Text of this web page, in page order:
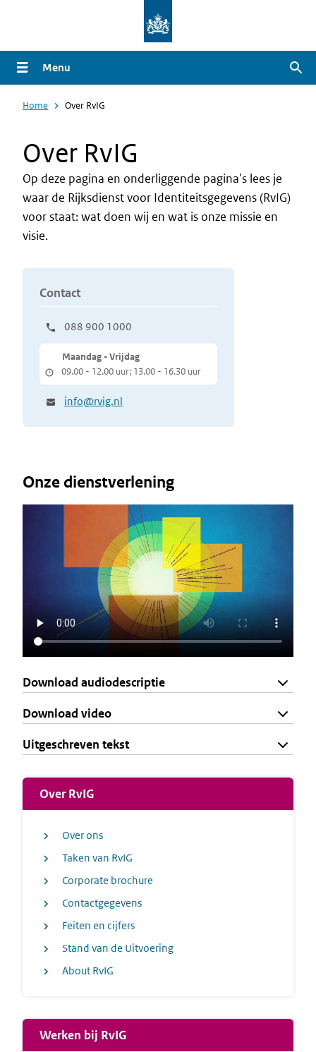
naar
de
gaan
Menu
Home Over RvIG
Over RvIG
Intro
Op deze pagina en onderliggende pagina's lees je
waar de Rijksdienst voor Identiteitsgegevens (RvIG)
voor staat: wat doen wij en wat is onze missie en
visie.
Contact
088 900 1000
Maandag - Vrijdag
09.00 - 12.00 uur; 13.00 - 16.30 uur
info@rvig.nl
Onze dienstverlening
Download audiodescriptie
Download video
Uitgeschreven tekst
Over RvIG
Over ons
Taken van RvIG
Corporate brochure
Contactgegevens
Feiten en cijfers
Stand van de Uitvoering
About RvIG
Werken bij RvIG